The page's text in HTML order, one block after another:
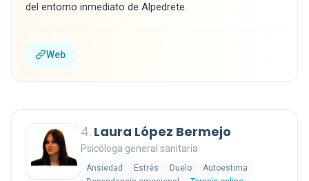
del entorno inmediato de Alpedrete.
Web
4. Laura López Bermejo
Psicóloga general sanitaria
Ansiedad Estrés Duelo
Autoestima